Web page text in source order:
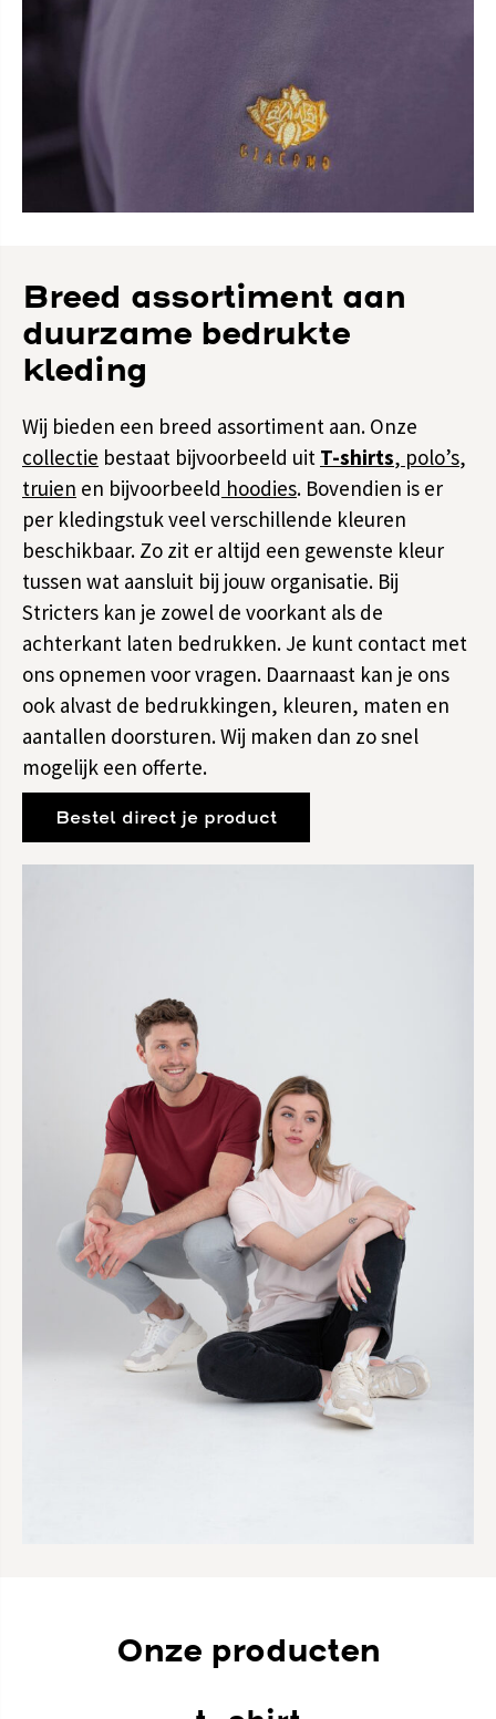
Breed assortiment aan
duurzame bedrukte
kleding
Wij bieden een breed assortiment aan. Onze
collectie bestaat bijvoorbeeld uit T-shirts, polo’s,
truien en bijvoorbeeld hoodies. Bovendien is er
per kledingstuk veel verschillende kleuren
beschikbaar. Zo zit er altijd een gewenste kleur
tussen wat aansluit bij jouw organisatie. Bij
Stricters kan je zowel de voorkant als de
achterkant laten bedrukken. Je kunt contact met
ons opnemen voor vragen. Daarnaast kan je ons
ook alvast de bedrukkingen, kleuren, maten en
aantallen doorsturen. Wij maken dan zo snel
mogelijk een offerte.
Bestel direct je product
Onze producten